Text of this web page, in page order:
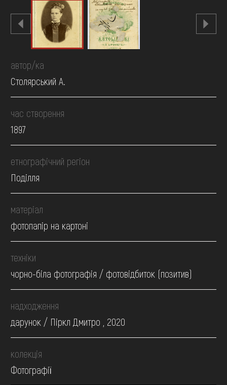
автор/ка
Столярський А.
час створення
1897
етнографічний регіон
Поділля
матеріал
фотопапір на картоні
техніки
чорно-біла фотографія / фотовідбиток (позитив)
надходження
дарунок / Піркл Дмитро , 2020
колекція
Фотографії